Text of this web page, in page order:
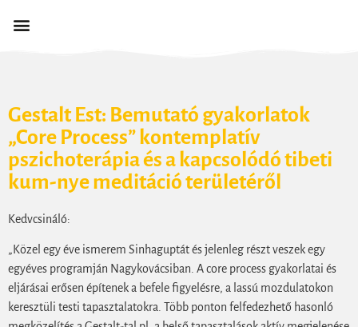
Gestalt Est: Bemutató gyakorlatok
„Core Process” kontemplatív
pszichoterápia és a kapcsolódó tibeti
kum-nye meditáció területéről
Kedvcsináló:
„Közel egy éve ismerem Sinhaguptát és jelenleg részt veszek egy
egyéves programján Nagykovácsiban. A core process gyakorlatai és
eljárásai erősen építenek a befele figyelésre, a lassú mozdulatokon
keresztüli testi tapasztalatokra. Több ponton felfedezhető hasonló